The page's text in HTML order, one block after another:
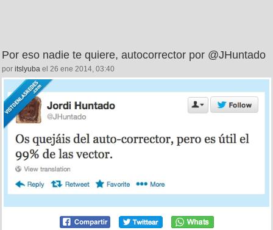
Por eso nadie te quiere, autocorrector por @JHuntado
por itslyuba el 26 ene 2014, 03:40